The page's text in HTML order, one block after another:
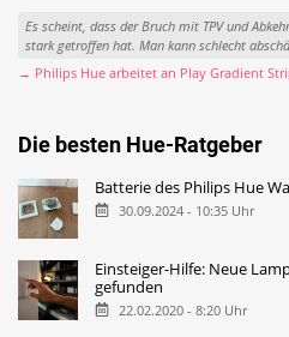
Es scheint, dass der Bruch mit TPV und
stark getroffen hat. Man kann schlecht
→ Philips Hue arbeitet an Play Gradient
Die besten Hue-Ratgeber
Batterie des Philips Hue
30.09.2024 - 10:35 Uhr
Einsteiger-Hilfe: Neue
gefunden
22.02.2020 - 8:20 Uhr